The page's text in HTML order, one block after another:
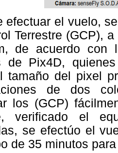
efectuar el vuelo,
Terrestre (GCP),
de acuerdo con
de Pix4D,
tamaño del pixel
de dos
los (GCP)
verificado el
se efectúo el
de 35 minutos